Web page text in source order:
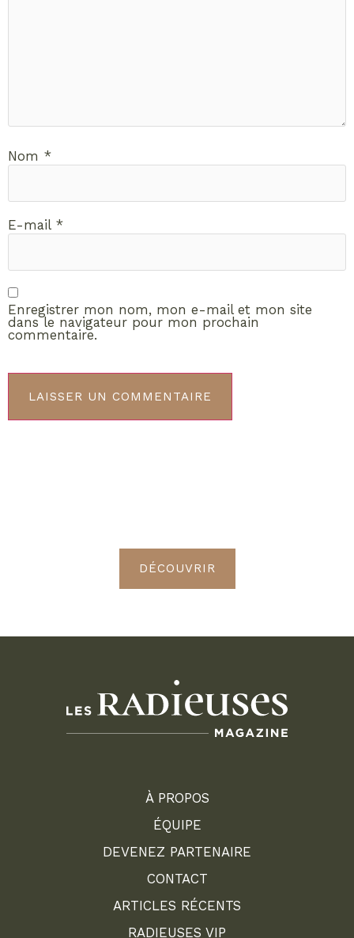
Nom *
E-mail *
Enregistrer mon nom, mon e-mail et mon site
dans le navigateur pour mon prochain
commentaire.
DÉCOUVRIR
À PROPOS
ÉQUIPE
DEVENEZ PARTENAIRE
CONTACT
ARTICLES RÉCENTS
RADIEUSES VIP